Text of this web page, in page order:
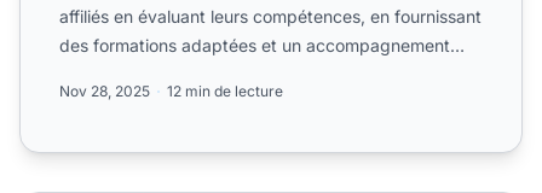
affiliés en évaluant leurs compétences, en fournissant
des formations adaptées et un accompagnement
Nov 28, 2025 12 min de lecture